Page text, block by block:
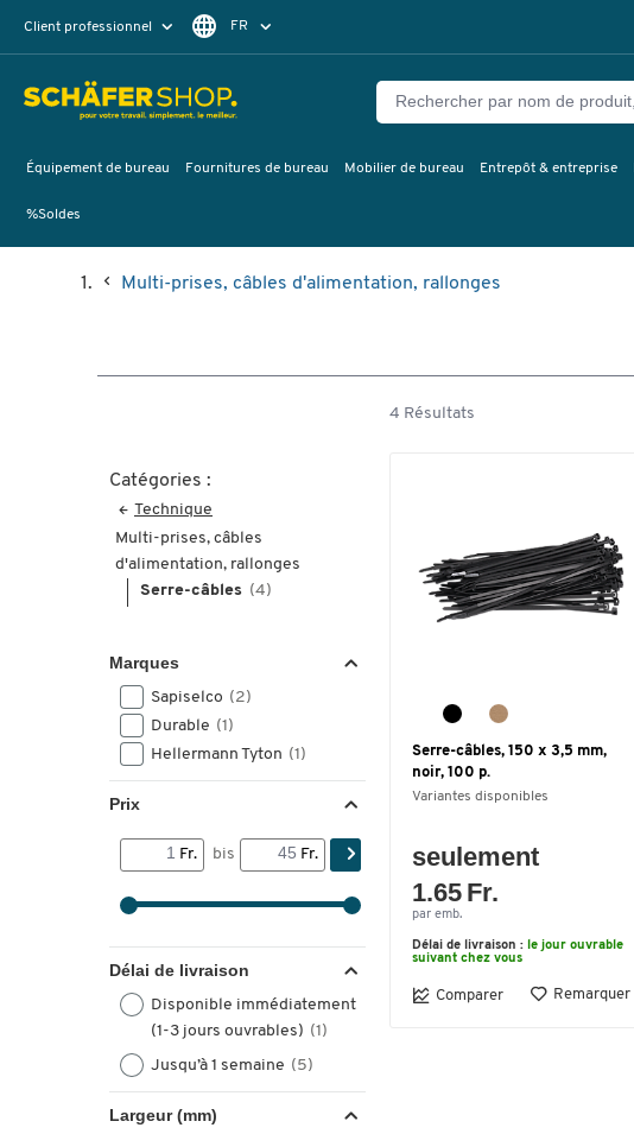
Client professionnel FR
EN
Équipement de bureau Fournitures de bureau Mobilier de bureau Entrepôt & entreprise
%Soldes
Multi-prises, câbles d'alimentation, rallonges
Catégories :
Technique
Multi-prises, câbles
d'alimentation, rallonges
Serre-câbles (4)
Marques
Sapiselco (2)
Durable (1)
Hellermann Tyton (1)
Prix
Fr. bis Fr.
Délai de livraison
Disponible immédiatement
(1-3 jours ouvrables) (1)
Jusqu’à 1 semaine (5)
Largeur (mm)
4 Résultats
Serre-câbles, 150 x 3,5 mm,
noir, 100 p.
Variantes disponibles
seulement
1.65 Fr.
par emb.
Délai de livraison : le jour ouvrable
suivant chez vous
Comparer Remarquer